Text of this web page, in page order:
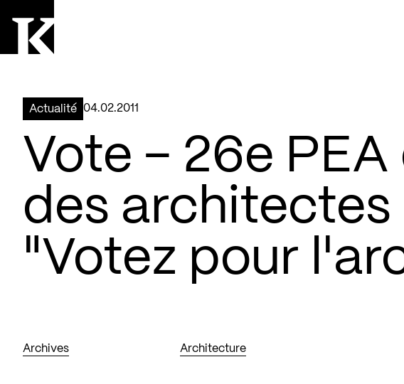
Actualité 04.02.2011
Vote – 26e PEA
des architectes
"Votez pour
Archives Architecture